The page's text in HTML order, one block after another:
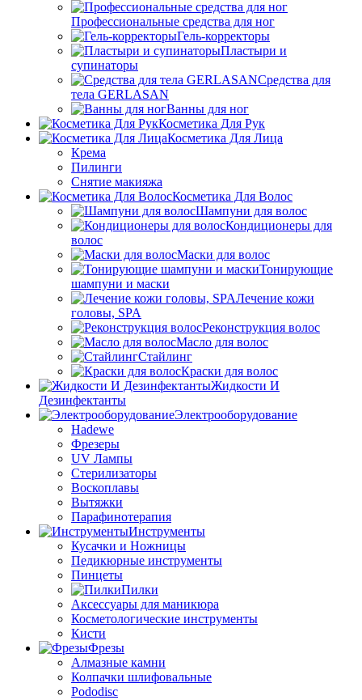
Профессиональные средства для ног
Гель-корректоры
Пластыри и
супинаторы
Средства для
тела GERLASAN
Ванны для ног
Косметика Для Рук
Косметика Для Лица
Крема
Пилинги
Снятие макияжа
Косметика Для Волос
Шампуни для волос
Кондиционеры для
волос
Маски для волос
Тонирующие
шампуни и маски
Лечение кожи
головы, SPA
Реконструкция волос
Масло для волос
Стайлинг
Краски для волос
Жидкости И
Дезинфектанты
Электрооборудование
Hadewe
Фрезеры
UV Лампы
Стерилизаторы
Воскоплавы
Вытяжки
Парафинотерапия
Инструменты
Кусачки и Ножницы
Педикюрные инструменты
Пинцеты
Пилки
Аксессуары для маникюра
Косметологические инструменты
Кисти
Фрезы
Алмазные камни
Колпачки шлифовальные
Pododisc